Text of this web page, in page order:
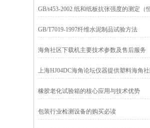
GB/t453-2002 纸和纸板抗张强度的测定（
GB/T7019-1997纤维水泥制品试验方法
海角社区下载机主要技术参数及售后服务
上海HJ04DC海角论坛仪器提供塑料海角
橡胶老化试验箱的核心应用与技术优势
包装行业检测设备的购买必读